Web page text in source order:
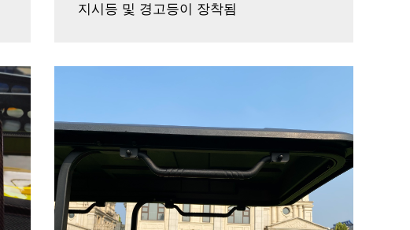
지시등 및 경고등이 장착됨